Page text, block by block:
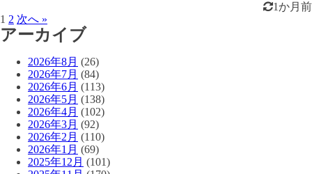
1か月前
1 2 次へ »
アーカイブ
2026年8月 (26)
2026年7月 (84)
2026年6月 (113)
2026年5月 (138)
2026年4月 (102)
2026年3月 (92)
2026年2月 (110)
2026年1月 (69)
2025年12月 (101)